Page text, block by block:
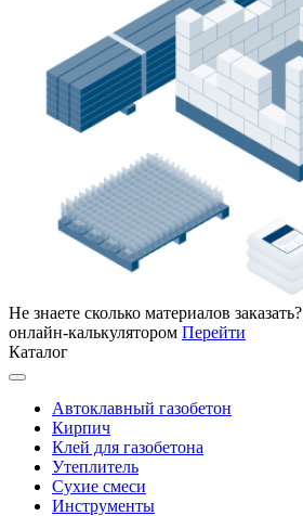
Не знаете сколько материалов заказать?
онлайн-калькулятором Перейти
Каталог
Автоклавный газобетон
Кирпич
Клей для газобетона
Утеплитель
Сухие смеси
Инструменты